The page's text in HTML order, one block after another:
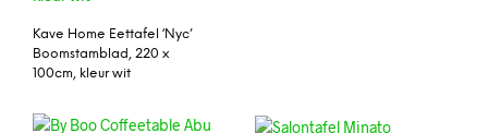
Kave Home Eettafel ‘Nyc’
Boomstamblad, 220 x
100cm, kleur wit